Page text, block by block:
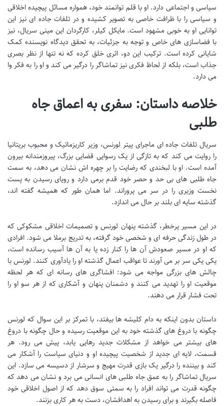
سیاسی و اجتماعی دارد. او با قلم توانمند خود، همواره مسائل پیچیده اخلاقی
و سیاسی را با ظرافت خاصی به تصویر کشیده و در تلفات جاده ای نیز این
توانایی او به خوبی مشهود است. مایکل کیلر، کارگردان این مینی سریال، نیز
با فضاسازی های خاص و توجه به جزئیات، به تحقق دیدگاه نویسنده کمک
شایانی کرده است. ترکیب این دو، اثری خلق کرده که نه تنها از نظر بصری
جذاب است، بلکه از لحاظ فکری نیز تماشاگر را درگیر می کند و او را به فکر وا
می دارد.
خلاصه داستان: سفری به اعماق جاه
طلبی
سریال تلفات جاده ای ماجرای پیتر لورنس، وزیر کاریزماتیک و محبوب بریتانیا
را روایت می کند که به تازگی از یک رسوایی قضایی بزرگ، پیروزمندانه بیرون
آمده است. او با لبخندی که رضایت را بر چهره اش نشان می دهد، به سمت
جاه طلبی های بی حد و حصر خود قدم برمی دارد و رویای رسیدن به پست
نخست وزیری را در سر می پروراند. اما همان طور که همیشه گفته اند،
گذشته سایه ای بلند بر حال می اندازد.
در این مسیر پرخطر، گذشته پنهان لورنس و تصمیمات اخلاقی مشکوکی که
در طول زندگی حرفه ای و شخصی خود گرفته، به تدریج برملا می شود. افرادی
که او در مسیر صعودش آن ها را کنار زده یا به آن ها آسیب رسانده است،
یکی یکی سر بر می آورند تا عواقب اعمال گذشته او را یادآوری کنند. لورنس با
چالش های بزرگی مواجه می شود: افشاگری های رسانه ای که هر لحظه
موقعیت او را تهدید می کنند و دشمنان پنهان و آشکاری که از هر سو او را
تحت فشار قرار می دهند.
داستان بدون اینکه به دام کلیشه ها بیفتد، با تمرکز بر این سوال که لورنس
چگونه با دروغ های گذشته خود به این موقعیت رسیده و حال چگونه با دروغ
های بیشتر می خواهد از مشکلات جدید رهایی یابد، پیش می رود. هر
قسمت، لایه ای جدید از شخصیت پیچیده او و دنیای سیاست را آشکار می
کند و بیننده را درگیر یک بازی قدرت مهیج و سرشار از دسیسه می سازد. این
سریال تماشاگر را به عمق جاه طلبی های انسانی می برد و نشان می دهد که
چگونه قدرت می تواند افراد را به سمتی سوق دهد که از اصول اخلاقی خود
فاصله بگیرند و برای رسیدن به اهدافشان، دست به هر کاری بزنند.